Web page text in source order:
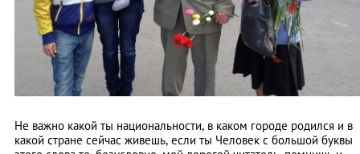
Не важно какой ты национальности, в каком городе родился и в
какой стране сейчас живешь, если ты Человек с большой буквы